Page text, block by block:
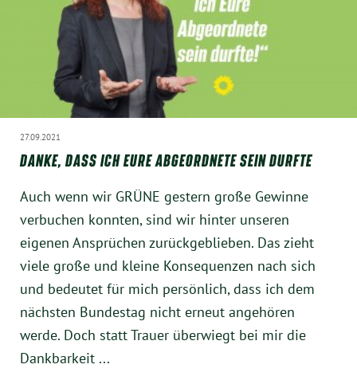
München
Zur Person
Presse
Termine
Twitter
YouTube
Facebook
27.09.2021
DANKE, DASS ICH EURE ABGEORDNETE SEIN DURFTE
Auch wenn wir GRÜNE gestern große Gewinne
verbuchen konnten, sind wir hinter unseren
eigenen Ansprüchen zurückgeblieben. Das zieht
viele große und kleine Konsequenzen nach sich
und bedeutet für mich persönlich, dass ich dem
nächsten Bundestag nicht erneut angehören
werde. Doch statt Trauer überwiegt bei mir die
Dankbarkeit ...